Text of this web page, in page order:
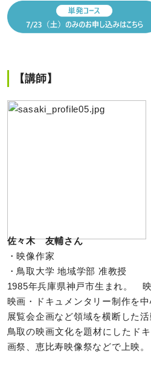
【講師】
佐々木 友輔さん
・映像作家
・鳥取大学 地域学部 准教授
1985年兵庫県神戸市生まれ。 映
映画・ドキュメンタリー制作を中
展覧会企画など領域を横断した活
鳥取の映画文化を題材にしたド
画祭、恵比寿映像祭などで上映。